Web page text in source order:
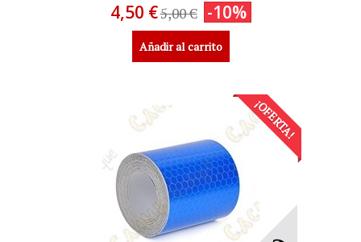
4,50 €5,00 € -10%
Añadir al carrito
¡OFERTA!